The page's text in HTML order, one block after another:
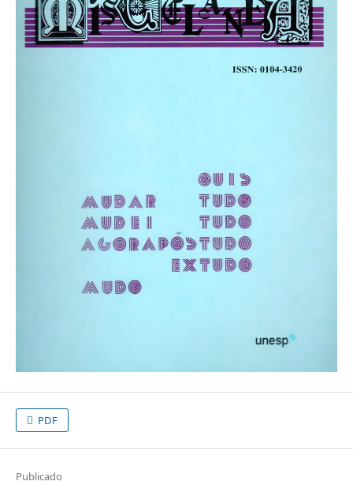
PDF
Publicado